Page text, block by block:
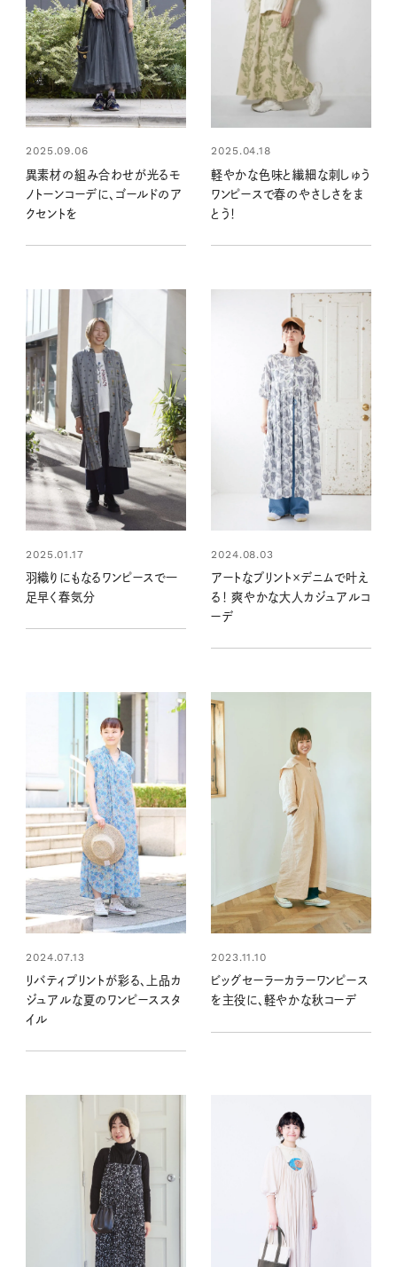
2025.09.06
異素材の組み合わせが光るモ
ノトーンコーデに、ゴールドのア
クセントを
2025.04.18
軽やかな色味と繊細な刺しゅう
ワンピースで春のやさしさをま
とう！
2025.01.17
羽織りにもなるワンピースで一
足早く春気分
2024.08.03
アートなプリント×デニムで叶え
る！ 爽やかな大人カジュアルコ
ーデ
2024.07.13
リバティプリントが彩る、上品カ
ジュアルな夏のワンピーススタ
イル
2023.11.10
ビッグセーラーカラーワンピース
を主役に、軽やかな秋コーデ